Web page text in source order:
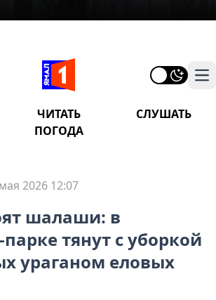
ЧИТАТЬ
СЛУШАТЬ
ПОГОДА
2026 12:07
шалаши: в
тянут с уборкой
ураганом еловых